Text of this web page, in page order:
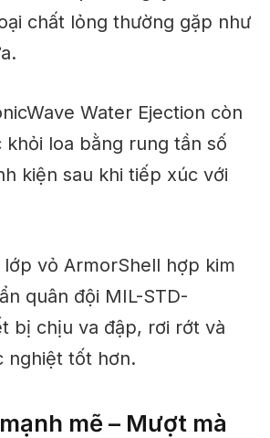
chất lỏng thường gặp như
Water Ejection còn
khỏi loa bằng rung tần số
kiện sau khi tiếp xúc với
vỏ ArmorShell hợp kim
quân đội MIL-STD-
bị chịu va đập, rơi rớt và
nghiệt tốt hơn.
mẽ – Mượt mà